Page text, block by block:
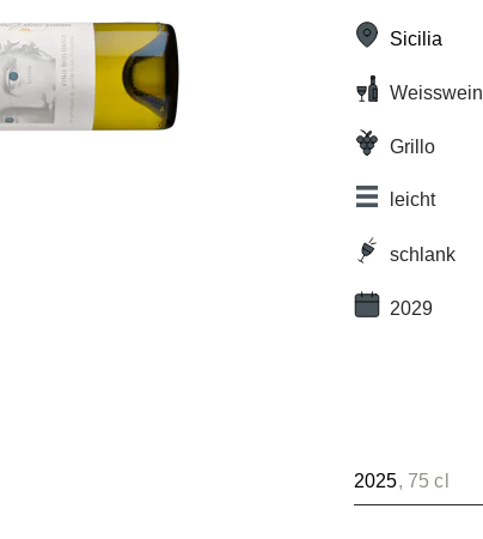
Sicilia
Weisswein
Grillo
leicht
schlank
2029
2025, 75 cl